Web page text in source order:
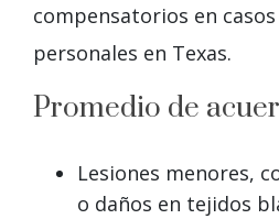
compensatorios en
personales en Texas.
Promedio de
Lesiones menores,
o daños en tejidos